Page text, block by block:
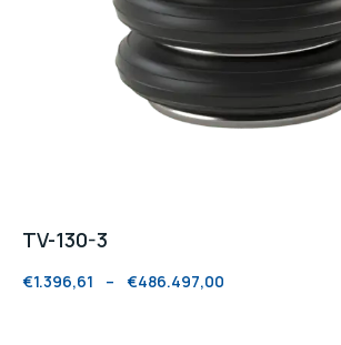
TV-130-3
€1.396,61 – €486.497,00